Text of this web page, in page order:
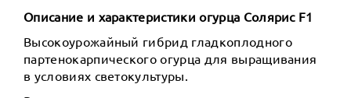
Описание и характеристики огурца Солярис F1
Высокоурожайный гибрид гладкоплодного
партенокарпического огурца для выращивания
в условиях светокультуры.